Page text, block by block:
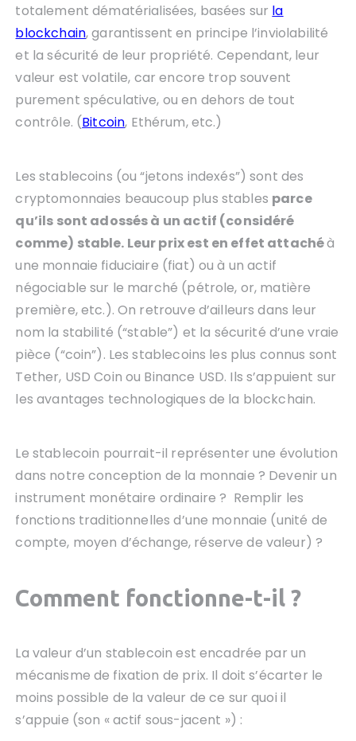
totalement dématérialisées, basées sur la
blockchain, garantissent en principe l’inviolabilité
et la sécurité de leur propriété. Cependant, leur
valeur est volatile, car encore trop souvent
purement spéculative, ou en dehors de tout
contrôle. (Bitcoin, Ethérum, etc.)
Les stablecoins (ou “jetons indexés”) sont des
cryptomonnaies beaucoup plus stables parce
qu’ils sont adossés à un actif (considéré
comme) stable. Leur prix est en effet attachéà
une monnaie fiduciaire (fiat) ou à un actif
négociable sur le marché (pétrole, or, matière
première, etc.). On retrouve d’ailleurs dans leur
nom la stabilité (“stable”) et la sécurité d’une vraie
pièce (“coin”). Les stablecoins les plus connus sont
Tether, USD Coin ou Binance USD. Ils s’appuient sur
les avantages technologiques de la blockchain.
Le stablecoin pourrait-il représenter une évolution
dans notre conception de la monnaie ? Devenir un
instrument monétaire ordinaire ? Remplir les
fonctions traditionnelles d’une monnaie (unité de
compte, moyen d’échange, réserve de valeur) ?
Comment fonctionne-t-il ?
La valeur d’un stablecoin est encadrée par un
mécanisme de fixation de prix. Il doit s’écarter le
moins possible de la valeur de ce sur quoi il
s’appuie (son « actif sous-jacent ») :